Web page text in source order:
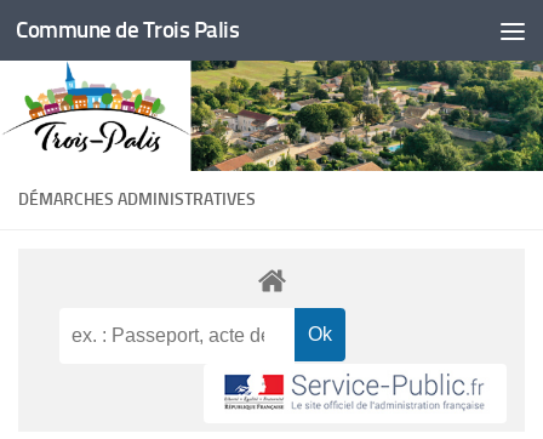
Skip to content
Commune de Trois Palis
DÉMARCHES ADMINISTRATIVES